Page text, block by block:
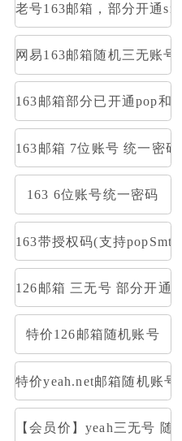
老号163邮箱，部分开通
网易163邮箱随机三无账号
163邮箱部分已开通pop和
163邮箱 7位账号 统一密码
163 6位账号统一密码
163带授权码(支持popSmtp)
126邮箱 三无号 部分开通
特价126邮箱随机账号
特价yeah.net邮箱随机账号
【会员价】yeah三无号 随